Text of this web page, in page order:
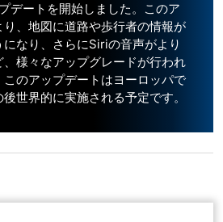
デートを開始しました。このア
り、地図に道路や歩行者の情報が
なり、さらにSiriの音声がより
、様々なアップグレードが行われ
このアップデートはヨーロッパで
世界的に実施される予定です。